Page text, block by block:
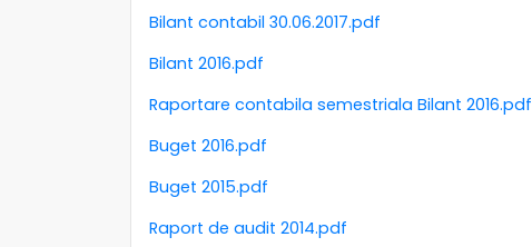
Bilant contabil 30.06.2017.pdf
Bilant 2016.pdf
Raportare contabila semestriala Bilant 2016.pdf
Buget 2016.pdf
Buget 2015.pdf
Raport de audit 2014.pdf